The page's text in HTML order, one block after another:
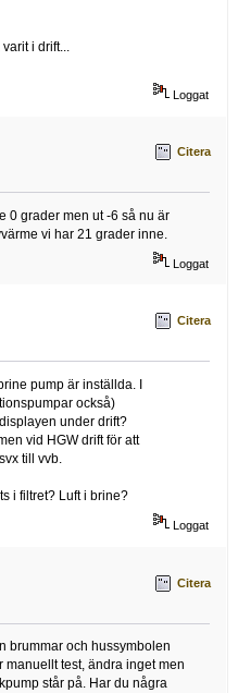
i drift...
Loggat
Citera
0 grader men ut -6 så nu är
vi har 21 grader inne.
Loggat
Citera
pump är inställda. I
också)
under drift?
vid HGW drift för att
till vvb.
i filtret? Luft i brine?
Loggat
Citera
brummar och hussymbolen
test, ändra inget men
står på. Har du några